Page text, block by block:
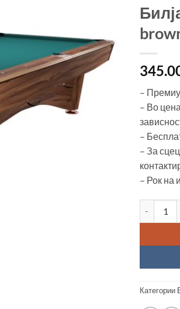
желботека
–
– Во
–
– За
– Рок на
Категории